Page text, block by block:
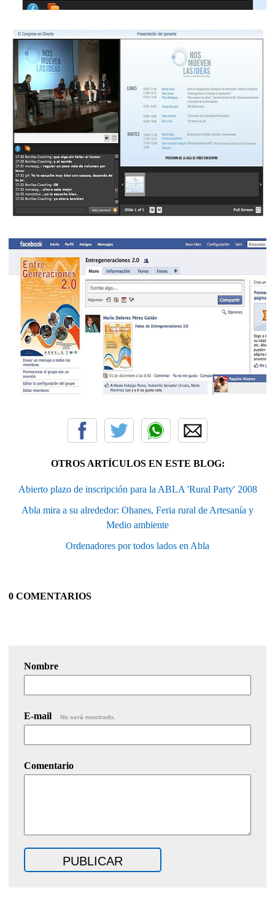
OTROS ARTÍCULOS EN ESTE BLOG:
Abierto plazo de inscripción para la ABLA 'Rural Party' 2008
Abla mira a su alrededor: Ohanes, Feria rural de Artesanía y
Medio ambiente
Ordenadores por todos lados en Abla
0 COMENTARIOS
Nombre
E-mail No será mostrado.
Comentario